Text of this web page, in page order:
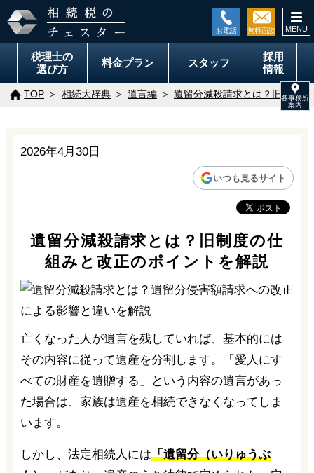
税理士の
選び方
料金プラン スタッフ
採用
情報
TOP 相続大辞典 遺言編 遺留分減殺請求とは？旧制度
2026年4月30日
いつも見るサイト
遺留分減殺請求とは？旧制度の仕
組みと改正のポイントを解説
亡くなった人が遺言を残していれば、基本的には
その内容に従って遺産を分割します。「愛人にす
べての財産を遺贈する」という内容の遺言があっ
た場合は、家族は遺産を相続できなくなってしま
います。
しかし、法定相続人には「遺留分（いりゅうぶ